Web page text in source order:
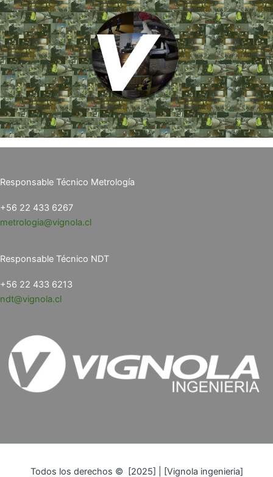
Responsable Técnico Metrología
+56 22 433 6267
metrologia@vignola.cl
Responsable Técnico NDT
+56 22 433 6213
ndt@vignola.cl
Todos los derechos © [2025] | [Vignola ingenieria]